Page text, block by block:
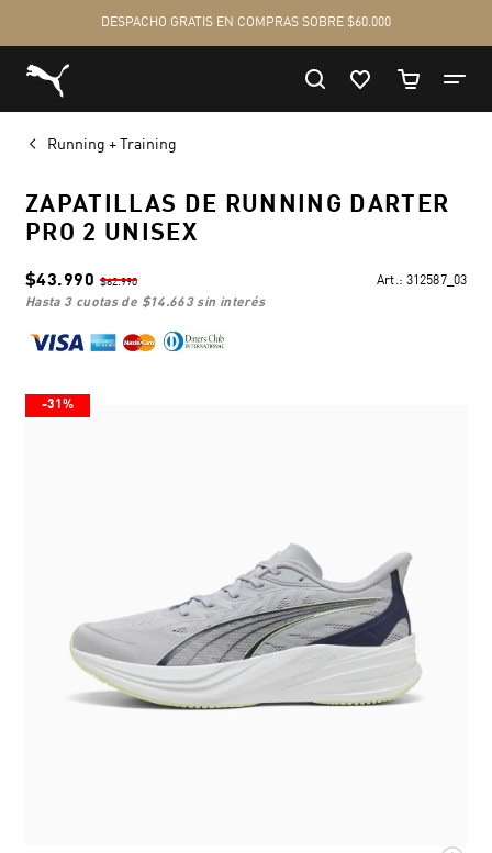
Running + Training
ZAPATILLAS DE RUNNING DARTER
PRO 2 UNISEX
$43.990 $62.990 Art.: 312587_03
hasta 3 cuotas de $14.663sin interés
-31%